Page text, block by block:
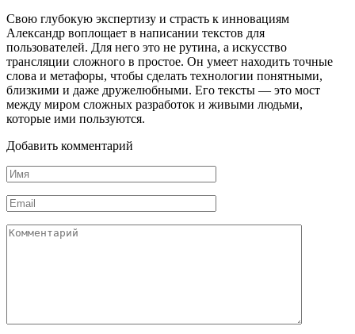
Свою глубокую экспертизу и страсть к инновациям
Александр воплощает в написании текстов для
пользователей. Для него это не рутина, а искусство
трансляции сложного в простое. Он умеет находить точные
слова и метафоры, чтобы сделать технологии понятными,
близкими и даже дружелюбными. Его тексты — это мост
между миром сложных разработок и живыми людьми,
которые ими пользуются.
Добавить комментарий
Имя
*
Email
*
Комментарий